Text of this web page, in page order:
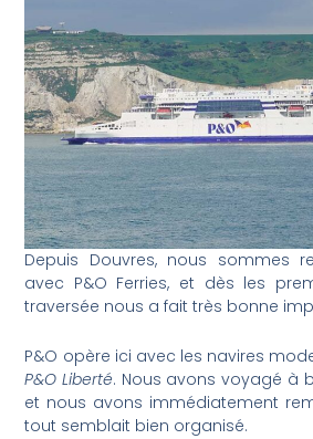
Depuis Douvres, nous sommes
avec P&O Ferries, et dès les
traversée nous a fait très bonne
P&O opère ici avec les navires
P&O Liberté. Nous avons voyagé à
et nous avons immédiatement
tout semblait bien organisé.